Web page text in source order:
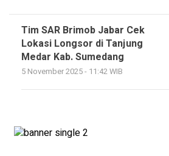
Tim SAR Brimob Jabar Cek
Lokasi Longsor di Tanjung
Medar Kab. Sumedang
5 November 2025 - 11:42 WIB